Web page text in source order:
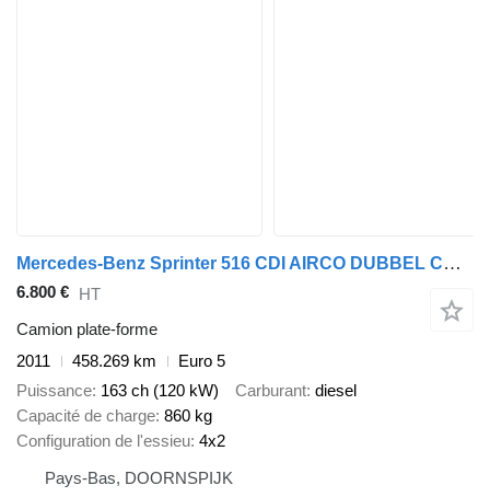
Mercedes-Benz Sprinter 516 CDI AIRCO DUBBEL CABINE
6.800 € HT
Camion plate-forme
2011
458.269 km
Euro 5
Puissance 163 ch (120 kW) Carburant diesel
Capacité de charge 860 kg
Configuration de l'essieu 4x2
Pays-Bas, DOORNSPIJK